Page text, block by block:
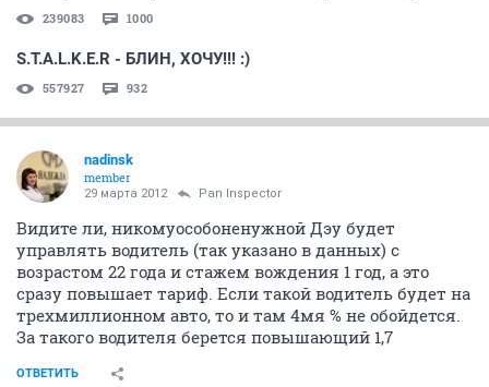
239083 1000
S.T.A.L.K.E.R - БЛИН, ХОЧУ!!! :)
557927 932
nadinsk
member
29 марта 2012 Pan Inspector
Видите ли, никомуособоненужной Дэу будет
управлять водитель (так указано в данных) с
возрастом 22 года и стажем вождения 1 год, а это
сразу повышает тариф. Если такой водитель будет на
трехмиллионном авто, то и там 4мя % не обойдется.
За такого водителя берется повышающий 1,7
ОТВЕТИТЬ